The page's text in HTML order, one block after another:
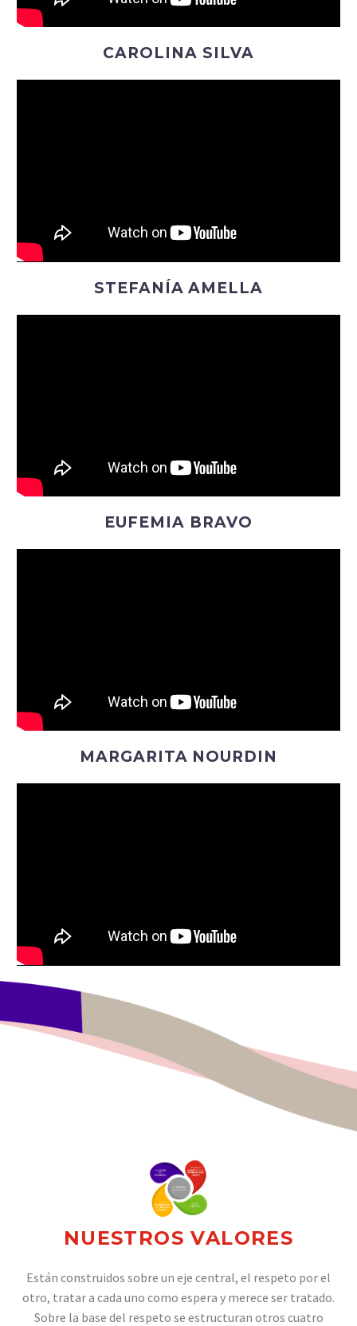
CAROLINA SILVA
STEFANÍA AMELLA
EUFEMIA BRAVO
MARGARITA NOURDIN
NUESTROS VALORES
Están construidos sobre un eje central, el respeto por el
otro, tratar a cada uno como espera y merece ser tratado.
Sobre la base del respeto se estructuran otros cuatro